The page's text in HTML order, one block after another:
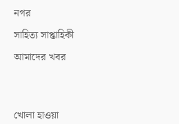
নগর
সাহিত্য সাপ্তাহিকী
আমাদের খবর
খোলা হাওয়া